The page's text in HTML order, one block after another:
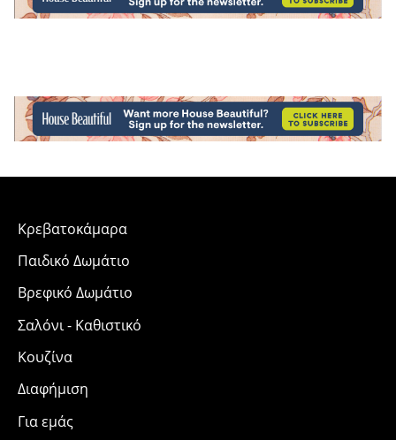
Κρεβατοκάμαρα
Παιδικό Δωμάτιο
Βρεφικό Δωμάτιο
Σαλόνι - Καθιστικό
Κουζίνα
Διαφήμιση
Για εμάς